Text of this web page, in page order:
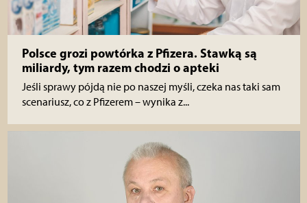
Polsce grozi powtórka z Pfizera. Stawką są
miliardy, tym razem chodzi o apteki
Jeśli sprawy pójdą nie po naszej myśli, czeka nas taki sam
scenariusz, co z Pfizerem – wynika z...